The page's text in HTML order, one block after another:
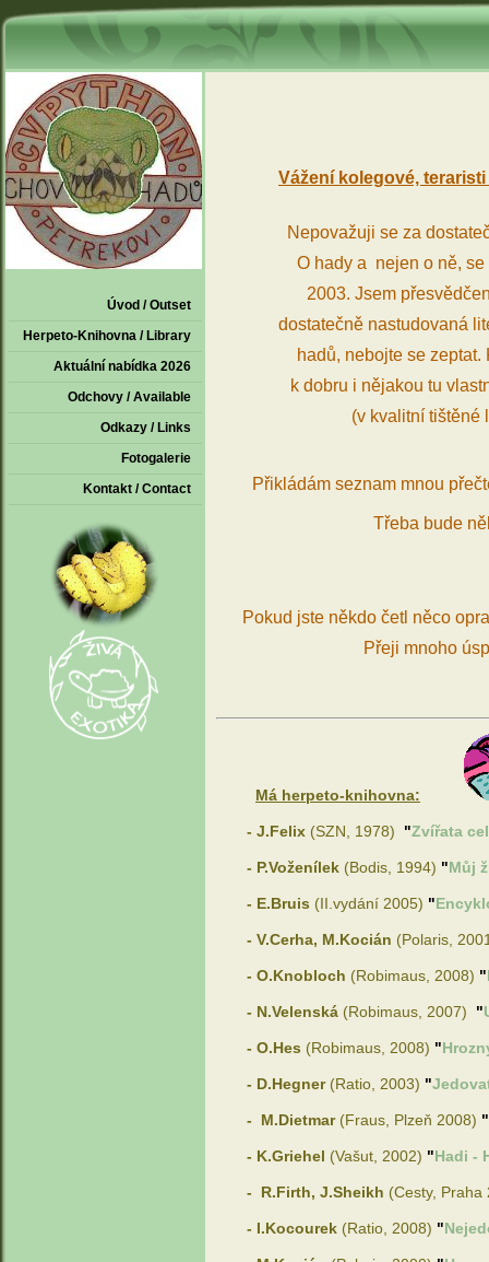
Úvod / Outset
Herpeto-Knihovna / Library
Aktuální nabídka 2026
Odchovy / Available
Odkazy / Links
Fotogalerie
Kontakt / Contact
Vážení kolegové,
Nepovažuji se za
O hady a nejen o ně,
2003. Jsem
dostatečně nastudovaná
hadů, nebojte se
k dobru i nějakou tu
(v kvalitní tištěné
Přikládám seznam mnou
Třeba bude
Pokud jste někdo četl něco
Přeji mnoho
Má herpeto-knihovna:
- J.Felix (SZN, 1978) "Zvířata
- P.Voženílek (Bodis, 1994) "Můj
- E.Bruis (II.vydání 2005) "
- V.Cerha, M.Kocián (Polaris,
- O.Knobloch (Robimaus, 2008) "
- N.Velenská (Robimaus, 2007) "
- O.Hes (Robimaus, 2008) "
- D.Hegner (Ratio, 2003) "
- M.Dietmar (Fraus, Plzeň 2008) "
- K.Griehel (Vašut, 2002) "Hadi -
- R.Firth, J.Sheikh (Cesty, Praha
- I.Kocourek (Ratio, 2008) "